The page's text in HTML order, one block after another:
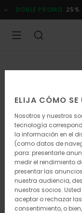
la
DOBLE PROMO
ELIJA CÓMO SE
Nosotros y nuestros
tecnología
la información en el
(como datos de
para: presentarle
medir el rendimiento
presentar las
nuestra audiencia,
nuestros socios.
aceptar o rechazar
consentimiento, o